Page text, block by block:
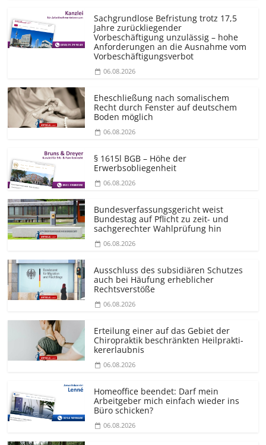
Sachgrundlose Befristung trotz 17,5
Jahre zurückliegender
Vorbeschäftigung unzulässig – hohe
Anforderungen an die Ausnahme vom
Vorbeschäf­tigungsverbot
06.08.2026
Eheschließung nach somalischem
Recht durch Fenster auf deutschem
Boden möglich
06.08.2026
§ 1615l BGB – Höhe der
Erwerbsobliegenheit
06.08.2026
Bundesver­fassungsgericht weist
Bundestag auf Pflicht zu zeit- und
sachgerechter Wahlprüfung hin
06.08.2026
Ausschluss des subsidiären Schutzes
auch bei Häufung erheblicher
Rechtsverstöße
06.08.2026
Erteilung einer auf das Gebiet der
Chiropraktik beschränkten Heilprakti­
kererlaubnis
06.08.2026
Homeoffice beendet: Darf mein
Arbeitgeber mich einfach wieder ins
Büro schicken?
06.08.2026